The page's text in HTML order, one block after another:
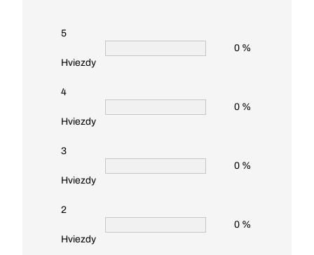
5
Hviezdy
0 %
4
Hviezdy
0 %
3
Hviezdy
0 %
2
Hviezdy
0 %